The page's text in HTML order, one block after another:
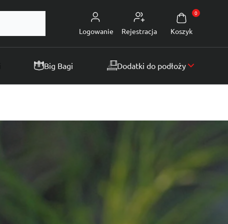
Logowanie
Rejestracja Koszyk
0
Big Bagi Dodatki do podłoży